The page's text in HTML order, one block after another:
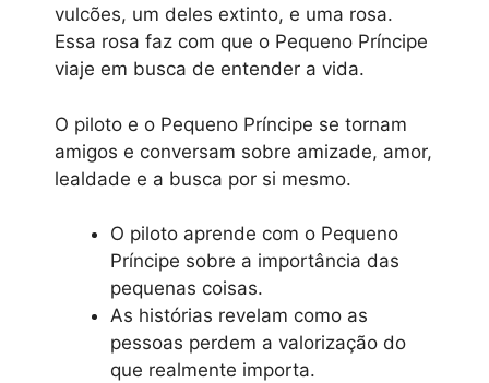
vulcões, um deles extinto, e uma rosa.
Essa rosa faz com que o Pequeno Príncipe
viaje em busca de entender a vida.
O piloto e o Pequeno Príncipe se tornam
amigos e conversam sobre amizade, amor,
lealdade e a busca por si mesmo.
O piloto aprende com o Pequeno
Príncipe sobre a importância das
pequenas coisas.
As histórias revelam como as
pessoas perdem a valorização do
que realmente importa.